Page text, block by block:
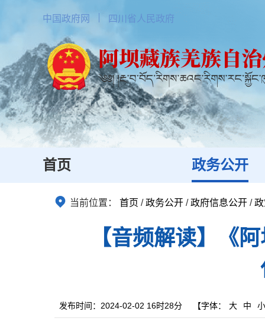
中国政府网 四川省人民政府
首页 政务公开
当前位置： 首页 /政务公开 /政府信息公开 /
【音频解读】《
发布时间：2024-02-02 16时28分 【字体： 大 中 小